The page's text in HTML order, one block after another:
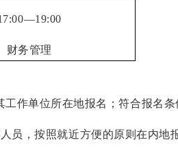
—19:00
财务管理
单位所在地报名；符合报名条
员，按照就近方便的原则在内